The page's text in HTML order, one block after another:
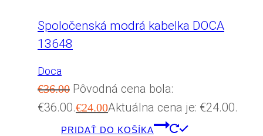
Spoločenská modrá kabelka DOCA
13648
Doca
€36.00 Pôvodná cena bola:
€36.00.€24.00Aktuálna cena je: €24.00.
PRIDAŤ DO KOŠÍKA